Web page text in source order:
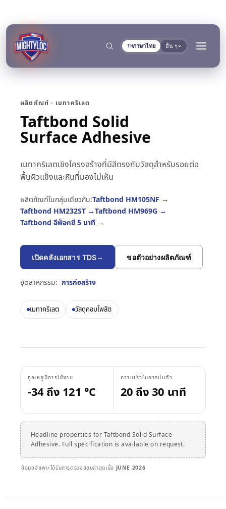
THภาษาไทย อื่น ๆ
→
การยึดติดและการบ่ม
Krystal 1000 กาวยูวี
Krystal 2000
Krystal 3000 กาวยูวี
Krystal 4000 กาวยูวี
Taftflex 6221
สารซีลแลนท์โพลียูรีเทน
ดูเพิ่มเติม→
เทปโฟมอะคริลิก
AFT 1080GF
AFT 1200GF เทปโฟมอะคริลิก
AFT 2064WF เทปโฟมอะคริลิก
งานก่อสร้างและผลิต
การผลิตโลหะ
งาน DIY
ป้ายและสัญลักษณ์
การขนส่งและการเดินเรือ
ผู้ผลิตรถโดยสารและรถ
การเดินเรือและเรือยอชต์
ชิ้นส่วนเกลียวโลหะ
กระจกและเซรามิก
PP/PE)
วัสดุคอมโพสิตและไฟ
→
เอกสาร
คลังเอกสาร TDS แยกตามกลุ่ม
ปลอดภัย
เครื่องมือ
คู่มืออุณหภูมิการใช้งาน
การประกาศ RoHS
ค้นหา →
ผลิตภัณฑ์ · เมทาคริเลต
Taftbond Solid
Surface Adhesive
เมทาคริเลตเชิงโครงสร้างที่มีสีตรงกับวัสดุสำหรับรอยต่อ
พื้นผิวแข็งและหินที่มองไม่เห็น
ผลิตภัณฑ์ในกลุ่มเดียวกัน:Taftbond HM105NF →
Taftbond HM232ST →Taftbond HM969G →
Taftbond อีพ็อกซี 5 นาที →
เปิดคลังเอกสาร TDS→ ขอตัวอย่างผลิตภัณฑ์
อุตสาหกรรม: การก่อสร้าง
เมทาคริเลต วัสดุคอมโพสิต
อุณหภูมิการใช้งาน
-34 ถึง 121 °C
ความเร็วในการบ่มตัว
20 ถึง 30 นาที
Headline properties for Taftbond Solid Surface
Adhesive. Full specification is available on request.
ข้อมูลจำเพาะได้รับการตรวจสอบล่าสุดเมื่อ JUNE 2026